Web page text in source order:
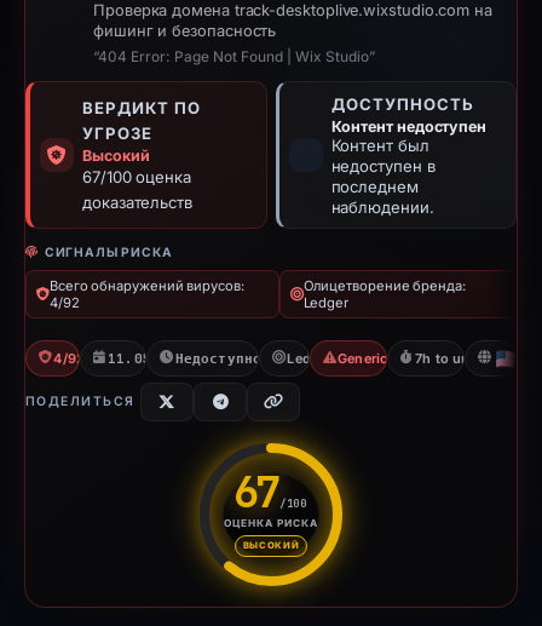
Проверка домена track-desktoplive.wixstudio.com на
фишинг и безопасность
“404 Error: Page Not Found | Wix Studio”
ВЕРДИКТ ПО
УГРОЗЕ
Высокий
67/100 оценка
доказательств
ДОСТУПНОСТЬ
Контент недоступен
Контент был
недоступен в
последнем
наблюдении.
СИГНАЛЫ РИСКА
Всего обнаружений вирусов:
4/92
Олицетворение бренда:
Ledger
4/92 VT 11.05.2026Недоступно с 06.06.2026
Ledger Generic Phishing7h to unavailable
ПОДЕЛИТЬСЯ
67/100
ОЦЕНКА РИСКА
ВЫСОКИЙ
Оценка риска: 67 из 100.